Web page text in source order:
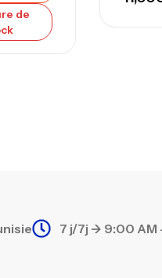
de
7 j/7j -> 9:00